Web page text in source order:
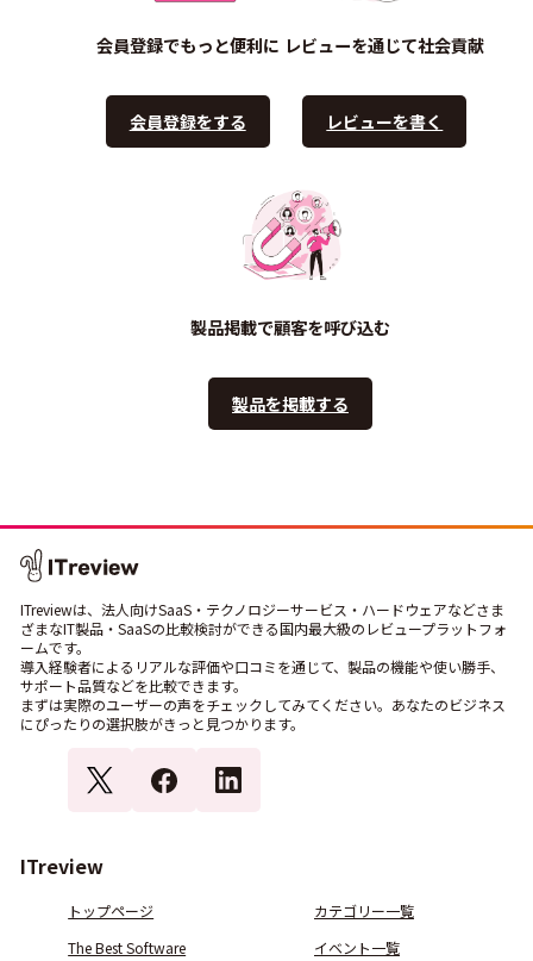
会員登録でもっと便利に
会員登録をする
レビューを通じて社会貢献
レビューを書く
製品掲載で顧客を呼び込む
製品を掲載する
ITreviewは、法人向けSaaS・テクノロジーサービス・ハードウェアなどさま
ざまなIT製品・SaaSの比較検討ができる国内最大級のレビュープラットフォ
ームです。
導入経験者によるリアルな評価や口コミを通じて、製品の機能や使い勝手、
サポート品質などを比較できます。
まずは実際のユーザーの声をチェックしてみてください。あなたのビジネス
にぴったりの選択肢がきっと見つかります。
ITreview
トップページ
カテゴリー一覧
The Best Software
イベント一覧